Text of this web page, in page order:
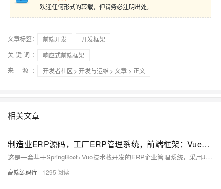
欢迎任何形式的转载，但请务必注明出处。
文章标签： 前端开发
开发框架
关键词：
响应式前端框架
来 源：
开发者社区 > 开发与运维 > 文章 > 正文
相关文章
制造业ERP源码，工厂ERP管理系统，前端框架：Vue，后端框架：SpringBoot
这是一套基于SpringBoot+Vue技术栈开发的ERP企业管理系统，采用Java语言与vscode工具。系统涵盖采购/销售、出入库、生产、品质管理等功能，整合客户与供应商数据，支持在线协同和业务全流程管控。同时提供主数据管理、权限控制、工作流审批、报表自定义及打印、在线报表开发和自定义表单功能，助力企业实现高效自动化管理，并通过UniAPP实现移动端支持，满足多场景应用需求。
高端源码库 1295